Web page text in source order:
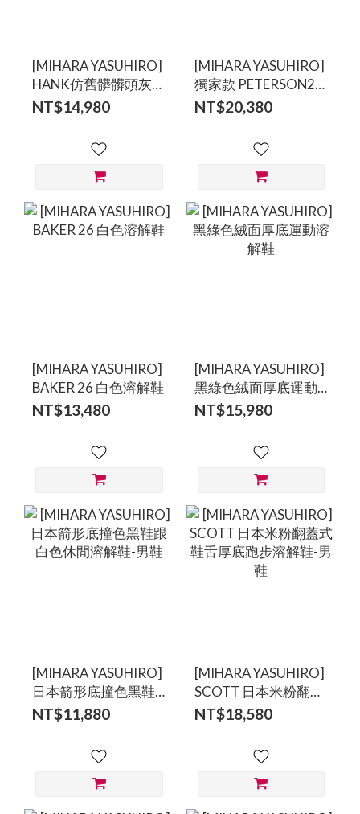
[MIHARA YASUHIRO]
HANK仿舊髒髒頭灰色
休閒鞋
NT$14,980
[MIHARA YASUHIRO]
獨家款 PETERSON23
黑色作舊鉚釘溶解鞋
NT$20,380
[MIHARA YASUHIRO]
BAKER 26 白色溶解鞋
NT$13,480
[MIHARA YASUHIRO]
黑綠色絨面厚底運動
溶解鞋
NT$15,980
[MIHARA YASUHIRO]
日本箭形底撞色黑鞋
跟白色休閒溶解鞋-男
NT$11,880
[MIHARA YASUHIRO]
SCOTT 日本米粉翻蓋
式鞋舌厚底跑步溶解
NT$18,580